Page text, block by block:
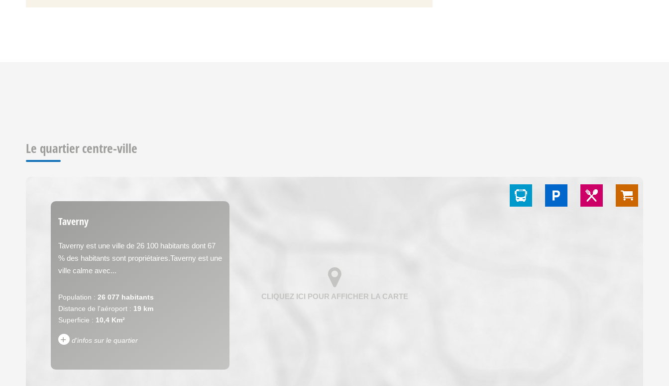
Le quartier centre-ville
Taverny
Taverny est une ville de 26 100 habitants dont 67
% des habitants sont propriétaires.Taverny est une
ville calme avec...
Population : 26 077 habitants
Distance de l'aéroport : 19 km
Superficie : 10,4 Km²
+ d'infos sur le quartier